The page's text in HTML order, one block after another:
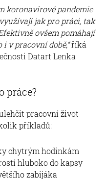
koronavirové pandemie
jak pro práci, tak
ovšem pomáhají
v pracovní době,“říká
Datart Lenka
práce?
pracovní život
příkladů:
chytrým hodinkám
hluboko do kapsy
zabijáka